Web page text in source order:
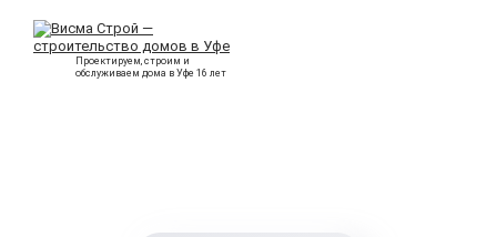
Проектируем, строим и
обслуживаем дома в Уфе 16 лет